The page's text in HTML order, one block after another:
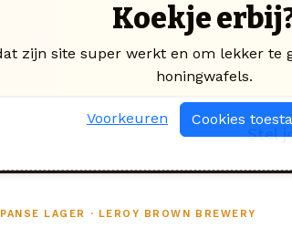
Stel
LAGER · LEROY BROWN BREWERY
Koekje
zijn site super werkt en om lekker te
honingwafels.
Voorkeuren Cookies